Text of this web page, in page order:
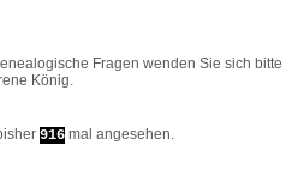
Fragen wenden Sie sich bitte
König.
916 mal angesehen.